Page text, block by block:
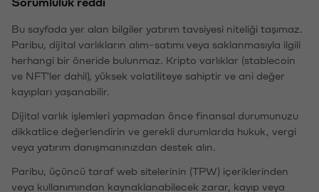
Bu sayfada yer alan bilgiler yatırım tavsiyesi niteliği taşımaz.
Paribu, dijital varlıkların alım-satımı veya saklanmasıyla ilgili
herhangi bir öneride bulunmaz. Kripto varlıklar (stablecoin
ve NFT'ler dahil), yüksek volatiliteye sahiptir ve ani değer
kayıpları yaşanabilir.
Dijital varlık işlemleri yapmadan önce finansal durumunuzu
dikkatlice değerlendirin ve gerekli durumlarda hukuk, vergi
veya yatırım danışmanınızdan destek alın.
Paribu, üçüncü taraf web sitelerinin (TPW) içeriklerinden
veya kullanımından kaynaklanabilecek zarar, kayıp veya